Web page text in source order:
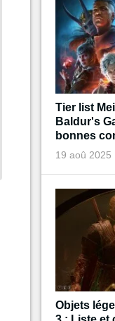
Tier list
Baldur's
bonnes
pour
19 aoû 2025
Objets